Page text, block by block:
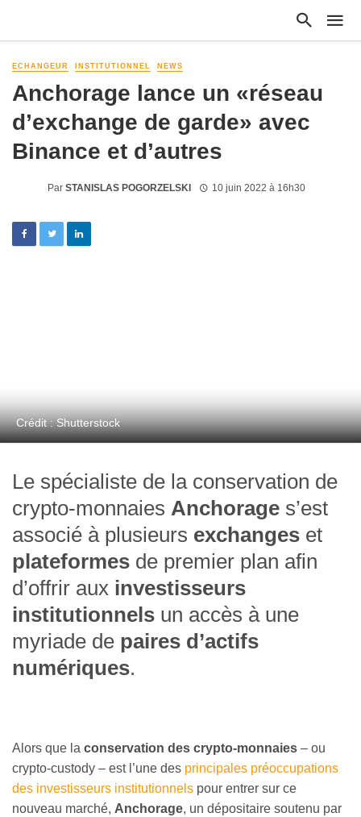
ECHANGEUR INSTITUTIONNEL NEWS
Anchorage lance un «réseau
d’exchange de garde» avec
Binance et d’autres
Par STANISLAS POGORZELSKI 10 juin 2022 à 16h30
Crédit : Shutterstock
Le spécialiste de la conservation de
crypto-monnaies Anchorage s’est
associé à plusieurs exchanges et
plateformes de premier plan afin
d’offrir aux investisseurs
institutionnels un accès à une
myriade de paires d’actifs
numériques.
Alors que la conservation des crypto-monnaies – ou
crypto-custody – est l’une des principales préoccupations
des investisseurs institutionnels pour entrer sur ce
nouveau marché, Anchorage, un dépositaire soutenu par